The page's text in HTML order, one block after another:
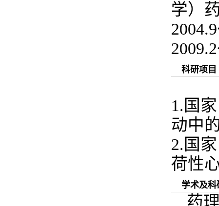
学）
科研项目
1.国
动中
2.国
荷性
学术及
药